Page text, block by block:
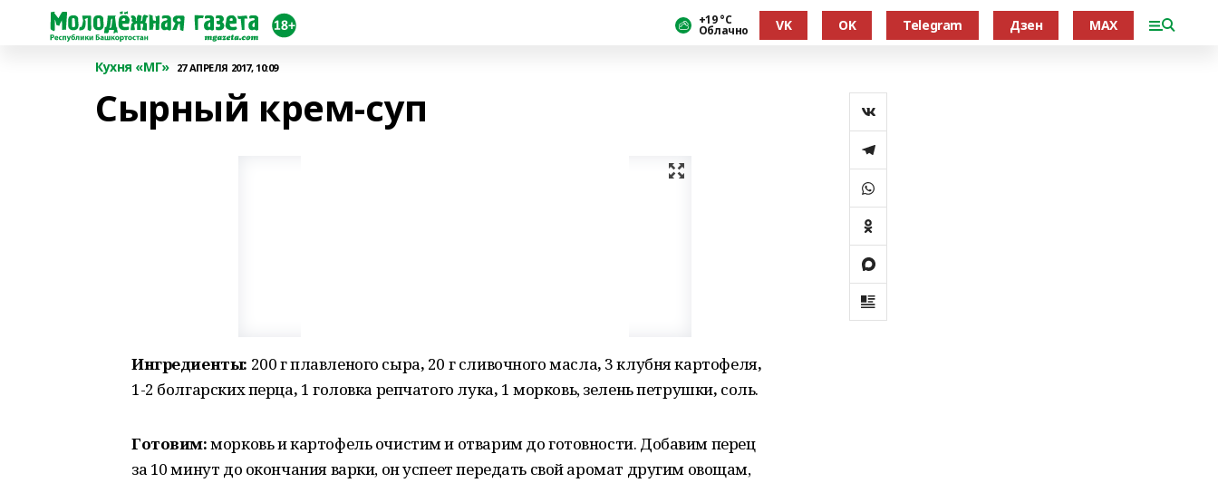
+19 °С
Облачно VK OK Telegram Дзен MAX
Кухня «МГ» 27 АПРЕЛЯ 2017, 10:09
Сырный крем-суп
Ингредиенты: 200 г плавленого сыра, 20 г сливочного масла, 3 клубня картофеля,
1-2 болгарских перца, 1 головка репчатого лука, 1 морковь, зелень петрушки, соль.
Готовим:морковь и картофель очистим и отварим до готовности. Добавим перец
за 10 минут до окончания варки, он успеет передать свой аромат другим овощам,